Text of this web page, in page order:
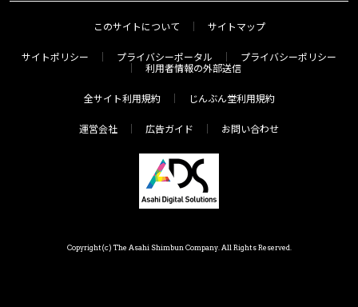
このサイトについて サイトマップ
サイトポリシー プライバシーポータル
プライバシーポリシー
利用者情報の外部送信
全サイト利用規約 じんぶん堂利用規約
運営会社 広告ガイド お問い合わせ
Copyright(c) The Asahi Shimbun Company. All Rights Reserved.